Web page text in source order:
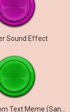
Sound Effect